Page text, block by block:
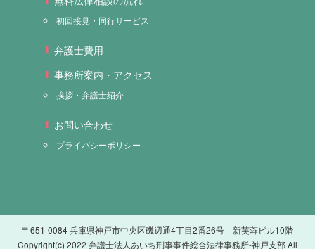
初回接見・同行サービス
弁護士費用
事務所案内・アクセス
挨拶・弁護士紹介
お問い合わせ
プライバシーポリシー
〒651-0084 兵庫県神戸市中央区磯辺通4丁目2番26号 新芙蓉ビル10階
Copyright(c) 2022 弁護士法人あいち刑事事件総合法律事務所-神戸支部 All